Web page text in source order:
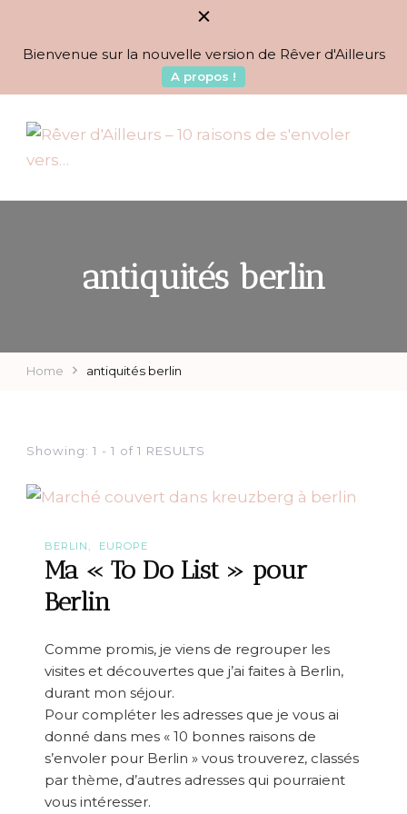
Bienvenue sur la nouvelle version de Rêver d'Ailleurs
A propos !
Rêver d'Ailleurs – 10
BLOG VOYAGES DEPUIS 2010
antiquités berlin
Home antiquités berlin
Showing: 1 - 1 of 1 RESULTS
BERLIN EUROPE
Ma « To Do List » pour
Berlin
Comme promis, je viens de regrouper les
visites et découvertes que j’ai faites à Berlin,
durant mon séjour.
Pour compléter les adresses que je vous ai
donné dans mes « 10 bonnes raisons de
s’envoler pour Berlin » vous trouverez, classés
par thème, d’autres adresses qui pourraient
vous intéresser.